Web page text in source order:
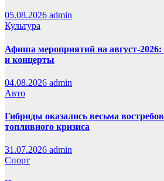
05.08.2026 admin
Культура
Афиша мероприятий на август-
и концерты
04.08.2026 admin
Авто
Гибриды оказались весьма
топливного кризиса
31.07.2026 admin
Спорт